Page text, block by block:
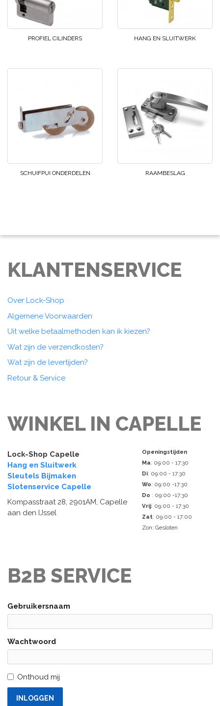
PROFIEL CILINDERS HANG EN SLUITWERK
SCHUIFPUI ONDERDELEN RAAMBESLAG
KLANTENSERVICE
Over Lock-Shop
Algemene Voorwaarden
Uit welke betaalmethoden kan ik kiezen?
Wat zijn de verzendkosten?
Wat zijn de levertijden?
Retour & Service
WINKEL IN CAPELLE
Lock-Shop Capelle
Hang en Sluitwerk
Sleutels Bijmaken
Slotenservice Capelle
Kompasstraat 28, 2901AM, Capelle
aan den IJssel
Openingstijden
Ma: 09:00 - 17:30
Di: 09:00 - 17:30
Wo: 09:00 -17:30
Do : 09:00 -17:30
Vrij: 09:00 - 17:30
Zat: 09:00 - 17:00
Zon: Gesloten
B2B SERVICE
Gebruikersnaam
Wachtwoord
Onthoud mij
INLOGGEN